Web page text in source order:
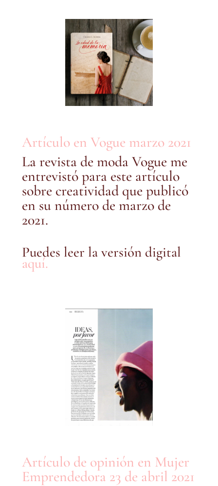
Artículo en Vogue marzo 2021
La revista de moda Vogue me
entrevistó para este artículo
sobre creatividad que publicó
en su número de marzo de
2021.
Puedes leer la versión digital
aquí.
Artículo de opinión en Mujer
Emprendedora 23 de abril 2021